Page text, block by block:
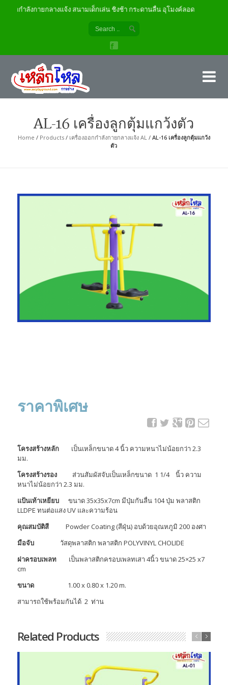
ออกกำลังกายกลางแจ้ง สนามเด็กเล่น ชิงช้า กระดานลื่น อุโมงค์ลอด
AL-16 เครื่องลูกตุ้มแกว้งตัว
Home / Products/ เครื่องออกกำลังกายกลางแจ้ง AL / AL-16 เครื่องลูกตุ้มแกว้ง
ตัว
ราคาพิเศษ
โครงสร้างหลักเป็นเหล็กขนาด 4 นิ้ว ความหนาไม่น้อยกว่า 2.3
มม.
โครงสร้างรองส่วนสัมผัสจับเป็นเหล็กขนาด 1 1/4 นิ้ว ความ
หนาไม่น้อยกว่า 2.3 มม.
แป้นเท้าเหยียบขนาด 35x35x7cm มีปุ่มกันลื่น 104 ปุ่ม พลาสติก
LLDPE ทนต่อแสง UV และความร้อน
คุณสมบัติสีPowder Coating (สีฝุ่น) อบด้วยอุณหภูมิ 200 องศา
มือจับ วัสดุพลาสติก พลาสติก POLYVINYL CHOLIDE
ฝาครอบเพลทเป็นพลาสติกครอบเพลทเสา 4นิ้ว ขนาด 25×25 x7
cm
ขนาด
1.00 x 0.80 x 1.20 m.
สามารถใช้พร้อมกันได้ 2 ท่าน
Related Products